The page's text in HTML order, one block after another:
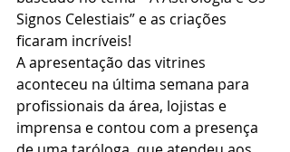
Signos Celestiais” e as criações
ficaram incríveis!
A apresentação das vitrines
aconteceu na última semana para
profissionais da área, lojistas e
imprensa e contou com a presença